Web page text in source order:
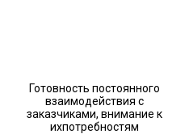
Готовность постоянного
взаимодействия с
заказчиками, внимание к
ихпотребностям